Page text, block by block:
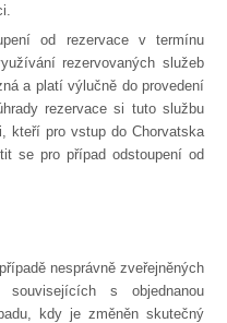
od rezervace v termínu
rezervovaných služeb
a platí výlučně do provedení
rezervace si tuto službu
kteří pro vstup do Chorvatska
se pro případ odstoupení od
nesprávně zveřejněných
s objednanou
kdy je změněn skutečný